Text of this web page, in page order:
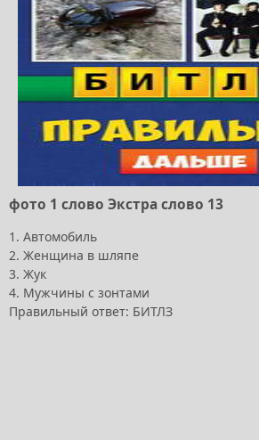
фото 1 слово Экстра слово 13
1. Автомобиль
2. Женщина в шляпе
3. Жук
4. Мужчины с зонтами
Правильный ответ: БИТЛЗ